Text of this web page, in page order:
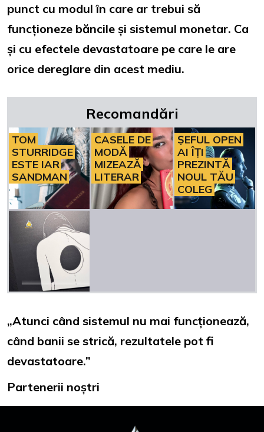
punct cu modul în care ar trebui să
funcționeze băncile și sistemul monetar. Ca
și cu efectele devastatoare pe care le are
orice dereglare din acest mediu.
Recomandări
TOM
STURRIDGE
ESTE IAR
SANDMAN
CASELE DE
MODĂ
MIZEAZĂ
LITERAR
ȘEFUL OPEN
AI ÎȚI
PREZINTĂ
NOUL TĂU
COLEG
„Atunci când sistemul nu mai funcționează,
când banii se strică, rezultatele pot fi
devastatoare.”
Partenerii noștri